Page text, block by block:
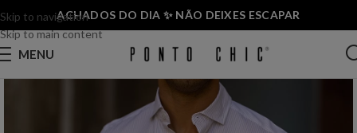
Skip to navigation
Skip to main content
ACHADOS DO DIA ✨ NÃO DEIXES ESCAPAR
MENU